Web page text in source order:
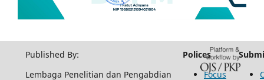
Published By:
Lembaga Penelitian dan Pengabdian
Polices
Focus